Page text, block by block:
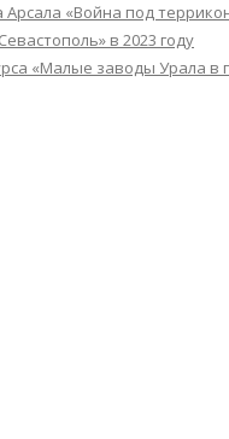
Арсала «Война под
в 2023 году
«Малые заводы Урала в